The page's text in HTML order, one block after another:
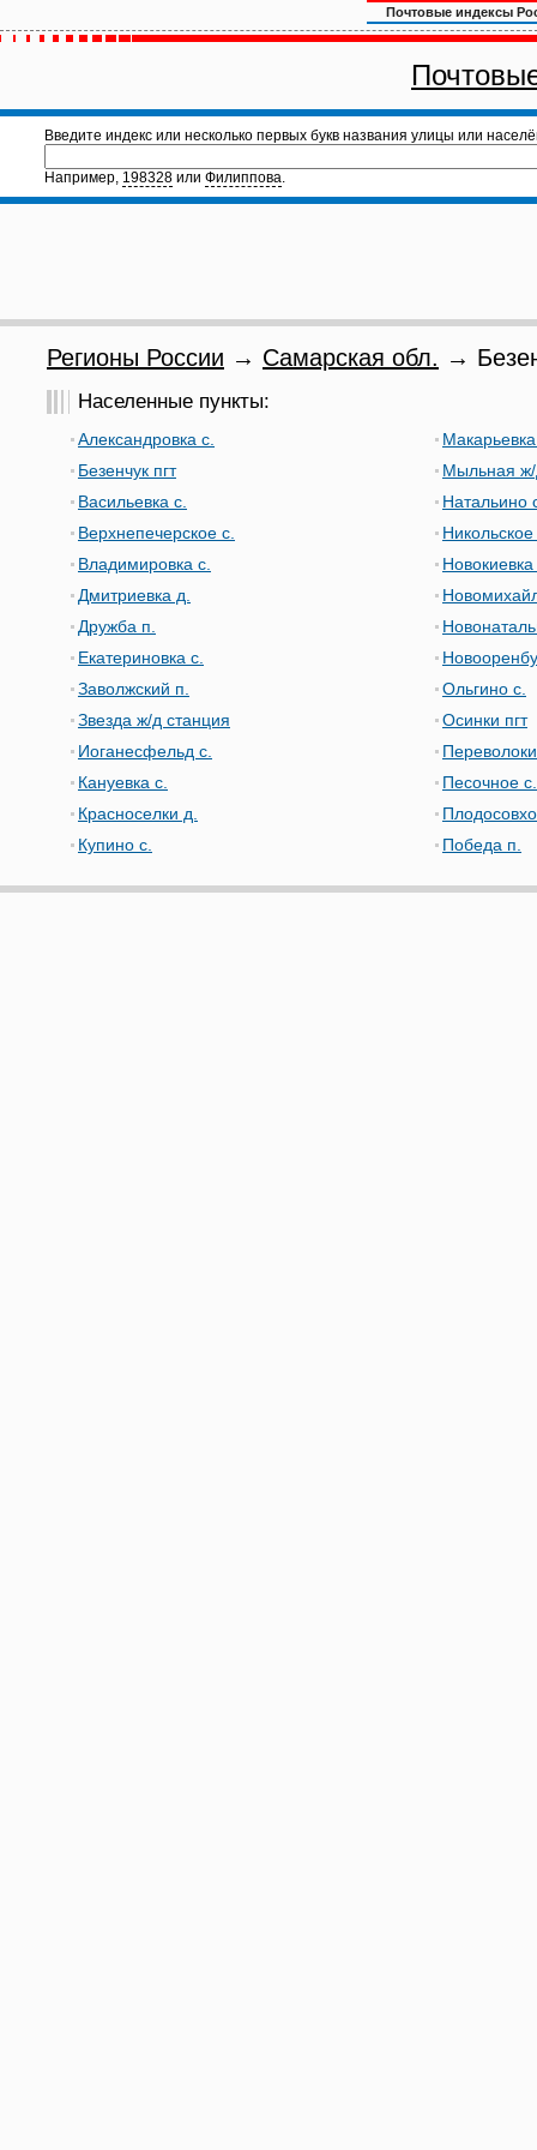
Почтовые индексы
Введите индекс или несколько первых букв названия улицы или
Например, 198328 или Филиппова.
Регионы России → Самарская обл. →
Населенные пункты:
Александровка с.
Безенчук пгт
Васильевка с.
Верхнепечерское с.
Владимировка с.
Дмитриевка д.
Дружба п.
Екатериновка с.
Заволжский п.
Звезда ж/д станция
Иоганесфельд с.
Кануевка с.
Красноселки д.
Купино с.
Мыльная ж/
Натальино
Никольское
Ольгино с.
Осинки пгт
Песочное с.
Победа п.